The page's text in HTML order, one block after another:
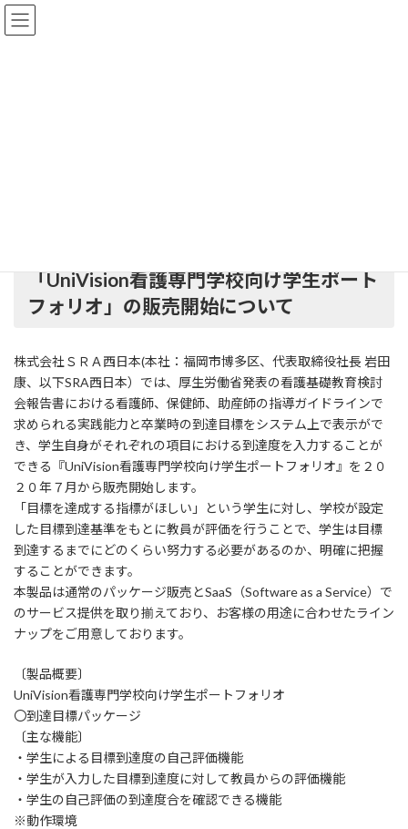
コ
ン
ナ
ビ
「UniVision看護専門学校向け学生ポート
フォリオ」の販売開始について
株式会社ＳＲＡ西日本(本社：福岡市博多区、代表取締役社長 岩田
康、以下SRA西日本）では、厚生労働省発表の看護基礎教育検討
会報告書における看護師、保健師、助産師の指導ガイドラインで
求められる実践能力と卒業時の到達目標をシステム上で表示がで
き、学生自身がそれぞれの項目における到達度を入力することが
できる『UniVision看護専門学校向け学生ポートフォリオ』を２０
２０年７月から販売開始します。
「目標を達成する指標がほしい」という学生に対し、学校が設定
した目標到達基準をもとに教員が評価を行うことで、学生は目標
到達するまでにどのくらい努力する必要があるのか、明確に把握
することができます。
本製品は通常のパッケージ販売とSaaS（Software as a Service）で
のサービス提供を取り揃えており、お客様の用途に合わせたライン
ナップをご用意しております。
〔製品概要〕
UniVision看護専門学校向け学生ポートフォリオ
〇到達目標パッケージ
〔主な機能〕
・学生による目標到達度の自己評価機能
・学生が入力した目標到達度に対して教員からの評価機能
・学生の自己評価の到達度合を確認できる機能
※動作環境